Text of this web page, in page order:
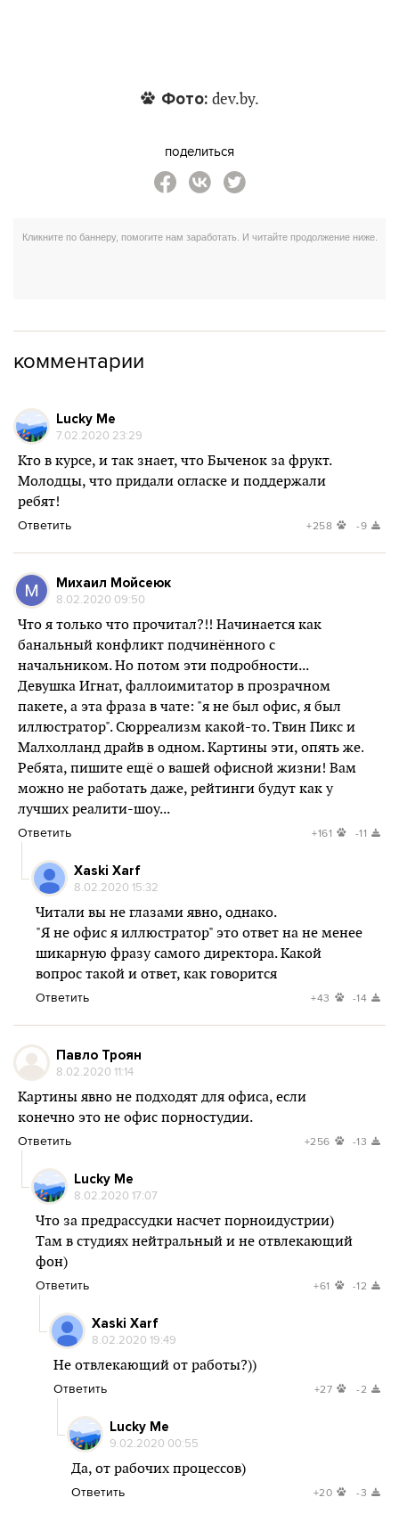
Фото: dev.by.
поделиться
комментарии
Lucky Me
7.02.2020 23:29
Кто в курсе, и так знает, что Быченок за фрукт.
Молодцы, что придали огласке и поддержали
ребят!
Ответить +258 -9
Михаил Мойсеюк
8.02.2020 09:50
Что я только что прочитал?!! Начинается как
банальный конфликт подчинённого с
начальником. Но потом эти подробности...
Девушка Игнат, фаллоимитатор в прозрачном
пакете, а эта фраза в чате: "я не был офис, я был
иллюстратор". Сюрреализм какой-то. Твин Пикс и
Малхолланд драйв в одном. Картины эти, опять же.
Ребята, пишите ещё о вашей офисной жизни! Вам
можно не работать даже, рейтинги будут как у
лучших реалити-шоу...
Ответить +161 -11
Xaski Xarf
8.02.2020 15:32
Читали вы не глазами явно, однако.
"Я не офис я иллюстратор" это ответ на не менее
шикарную фразу самого директора. Какой
вопрос такой и ответ, как говорится
Ответить +43 -14
Павло Троян
8.02.2020 11:14
Картины явно не подходят для офиса, если
конечно это не офис порностудии.
Ответить +256 -13
Lucky Me
8.02.2020 17:07
Что за предрассудки насчет порноидустрии)
Там в студиях нейтральный и не отвлекающий
фон)
Ответить +61 -12
Xaski Xarf
8.02.2020 19:49
Не отвлекающий от работы?))
Ответить +27 -2
Lucky Me
9.02.2020 00:55
Да, от рабочих процессов)
Ответить +20 -3